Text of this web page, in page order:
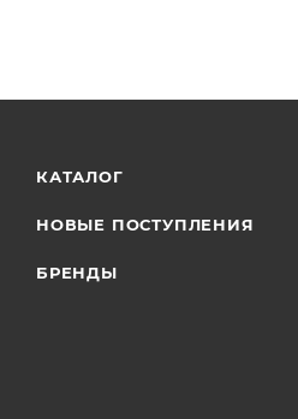
КАТАЛОГ
НОВЫЕ ПОСТУПЛЕНИЯ
БРЕНДЫ